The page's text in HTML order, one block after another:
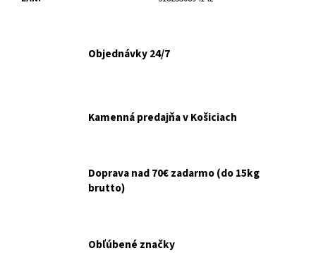
Objednávky 24/7
Kamenná predajňa v Košiciach
Doprava nad 70€ zadarmo (do 15kg
brutto)
Obľúbené značky